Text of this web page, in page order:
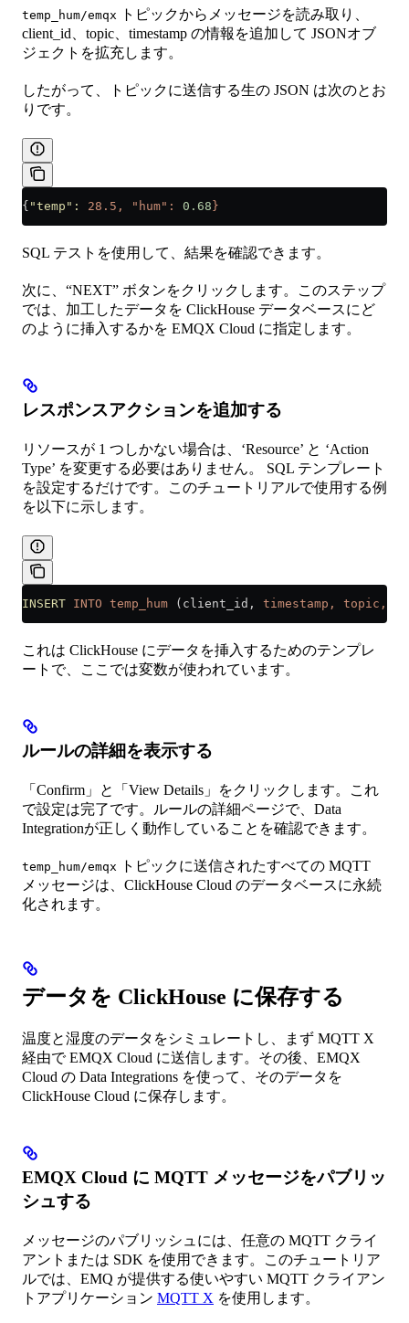
temp_hum/emqx
トピックからメッセージを読み取り、
client_id、topic、timestamp の情報を追加して JSONオブ
ジェクトを拡充します。
したがって、トピックに送信する生の JSON は次のとお
りです。
{ "temp" : 28.5, "hum": 0.68 }
SQL テストを使用して、結果を確認できます。
次に、“NEXT” ボタンをクリックします。このステップ
では、加工したデータを ClickHouse データベースにど
のように挿入するかを EMQX Cloud に指定します。
レスポンスアクションを追加する
リソースが 1 つしかない場合は、‘Resource’ と ‘Action
Type’ を変更する必要はありません。 SQL テンプレート
を設定するだけです。このチュートリアルで使用する例
を以下に示します。
INSERT INTO temp_hum (client_id, timestamp, topic,
これは ClickHouse にデータを挿入するためのテンプレ
ートで、ここでは変数が使われています。
ルールの詳細を表示する
「Confirm」と「View Details」をクリックします。これ
で設定は完了です。ルールの詳細ページで、Data
Integrationが正しく動作していることを確認できます。
temp_hum/emqx
トピックに送信されたすべての MQTT
メッセージは、ClickHouse Cloud のデータベースに永続
化されます。
データを ClickHouse に保存する
温度と湿度のデータをシミュレートし、まず MQTT X
経由で EMQX Cloud に送信します。その後、EMQX
Cloud の Data Integrations を使って、そのデータを
ClickHouse Cloud に保存します。
EMQX Cloud に MQTT メッセージをパブリッ
シュする
メッセージのパブリッシュには、任意の MQTT クライ
アントまたは SDK を使用できます。このチュートリア
ルでは、EMQ が提供する使いやすい MQTT クライアン
トアプリケーション MQTT X を使用します。